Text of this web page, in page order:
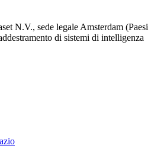
N.V., sede legale Amsterdam (Paesi
di sistemi di intelligenza